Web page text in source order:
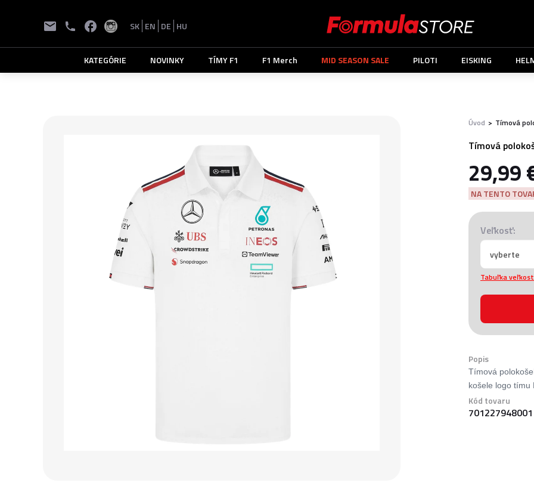
SK EN DE HU
KATEGÓRIE NOVINKY TÍMY F1 F1 Merch MID SEASON SALE PILOTI EISKING
Úvod > Tímová
Tímová
29,99
NA TENTO
Veľkosť:
Tabuľka
Popis
Tímová
košele logo tímu
Kód tovaru
701227948001